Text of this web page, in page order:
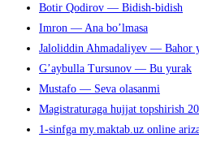
Botir Qodirov — Bidish-bidish
Imron — Ana bo’lmasa
Jaloliddin Ahmadaliyev — Bahor
G’aybulla Tursunov — Bu yurak
Mustafo — Seva olasanmi
Magistraturaga hujjat topshirish
1-sinfga my.maktab.uz online